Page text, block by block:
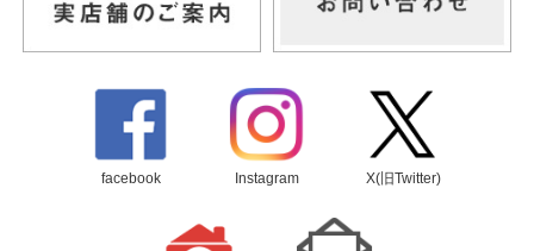
facebook Instagram X(旧Twitter)